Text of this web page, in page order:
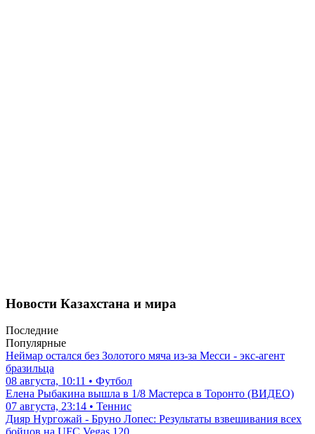
Новости Казахстана и мира
Последние
Популярные
Неймар остался без Золотого мяча из-за Месси - экс-агент
бразильца
08 августа, 10:11 • Футбол
Елена Рыбакина вышла в 1/8 Мастерса в Торонто (ВИДЕО)
07 августа, 23:14 • Теннис
Дияр Нургожай - Бруно Лопес: Результаты взвешивания всех